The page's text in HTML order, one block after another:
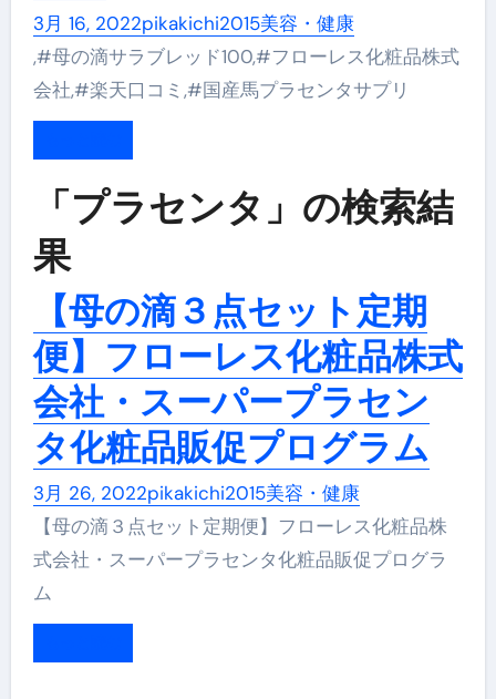
3月 16, 2022pikakichi2015美容・健康
,#母の滴サラブレッド100,#フローレス化粧品株式
会社,#楽天口コミ,#国産馬プラセンタサプリ
「プラセンタ」の検索結
果
【母の滴３点セット定期
便】フローレス化粧品株式
会社・スーパープラセン
タ化粧品販促プログラム
3月 26, 2022pikakichi2015美容・健康
【母の滴３点セット定期便】フローレス化粧品株
式会社・スーパープラセンタ化粧品販促プログラ
ム